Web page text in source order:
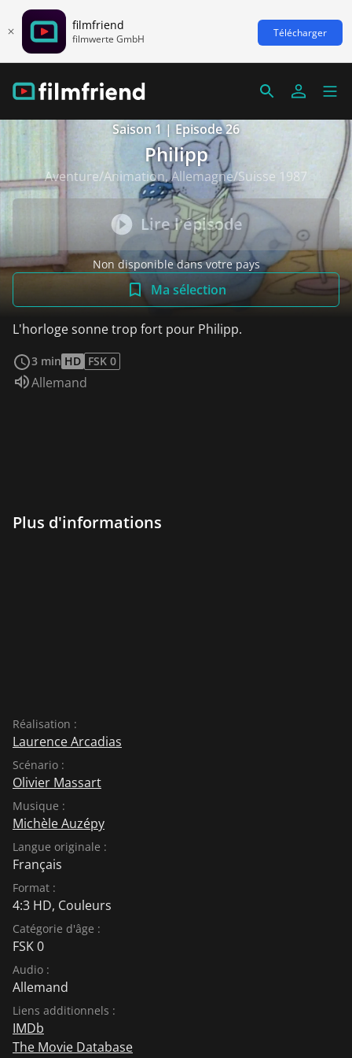
filmfriend
filmwerte GmbH Télécharger
Saison 1 | Episode 26
Philipp
Aventure/Animation, Allemagne/Suisse 1987
Lire l'épisode
Non disponible dans votre pays
Ma sélection
L'horloge sonne trop fort pour Philipp.
3 min HD FSK 0
Audio :
Allemand
Plus d'informations
Réalisation :
Laurence Arcadias
Scénario :
Olivier Massart
Musique :
Michèle Auzépy
Langue originale :
Français
Format :
4:3 HD, Couleurs
Catégorie d'âge :
FSK 0
Audio :
Allemand
Liens additionnels :
IMDb
The Movie Database